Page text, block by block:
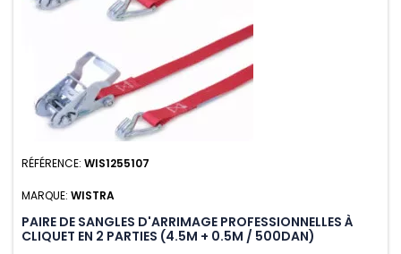
RÉFÉRENCE: WIS1255107
MARQUE: WISTRA
PAIRE DE SANGLES D'ARRIMAGE PROFESSIONNELLES À
CLIQUET EN 2 PARTIES (4.5M + 0.5M / 500DAN)